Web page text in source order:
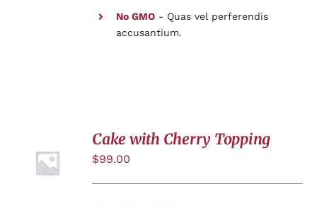
No GMO- Quas vel perferendis
accusantium.
AU
PANIER
Cake with Cherry Topping
$99.00